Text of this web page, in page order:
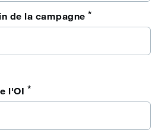
de la campagne *
l'OI *